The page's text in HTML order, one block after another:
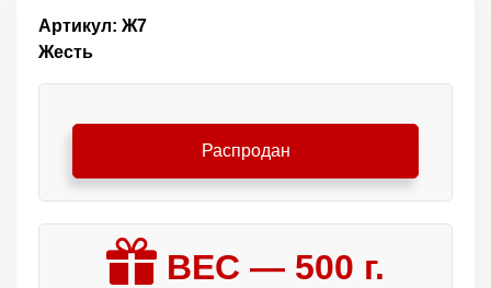
Артикул: Ж7
Жесть
Распродан
ВЕС — 500 г.